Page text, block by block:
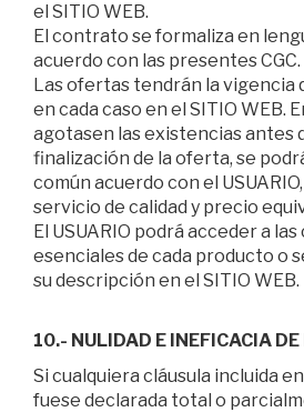
el SITIO WEB.
El contrato se formaliza en
acuerdo con las presentes CGC.
Las ofertas tendrán la vigencia
en cada caso en el SITIO WEB.
agotasen las existencias antes
finalización de la oferta, se
común acuerdo con el
servicio de calidad y precio
El USUARIO podrá acceder a
esenciales de cada producto o
su descripción en el SITIO WEB.
10.- NULIDAD E INEFICACIA
Si cualquiera cláusula incluida
fuese declarada total o